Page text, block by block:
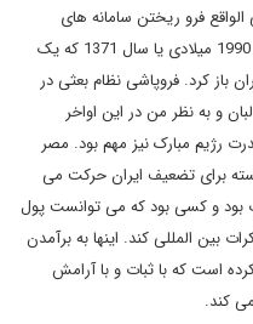
فرو ریختن سامانه های
استراتژیک است؛ یعنی فروپاشی شوروی در 1990 میلادی یا سال 1371 که یک
باز کرد. فروپاشی نظام بعثی در
و به نظر من در این اواخر
رژیم مبارک نیز مهم بود. مصر
برای تضعیف ایران حرکت می
بود و کسی بود که می توانست پول
بین المللی کند. اینها به برآمدن
است که با ثبات و با آرامش
کند.